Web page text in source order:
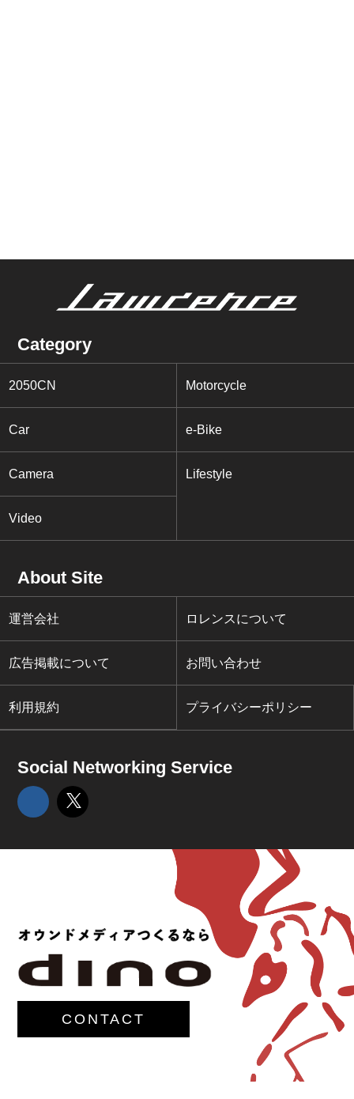
Category
2050CN Motorcycle
Car e-Bike
Camera Lifestyle
Video
About Site
運営会社 ロレンスについて
広告掲載について お問い合わせ
利用規約 プライバシーポリシー
Social Networking Service
CONTACT